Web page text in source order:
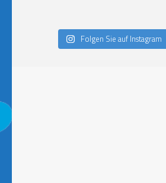
Folgen Sie auf Instagram